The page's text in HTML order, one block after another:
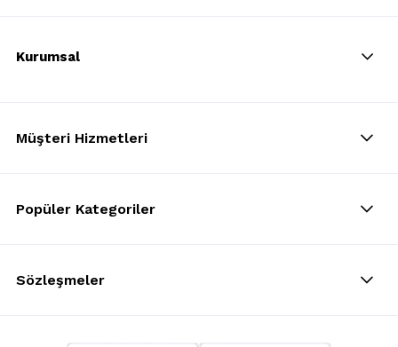
Kurumsal
Müşteri Hizmetleri
Popüler Kategoriler
Sözleşmeler